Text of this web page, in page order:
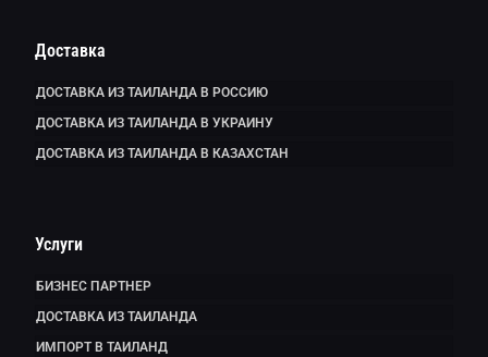
Доставка
ДОСТАВКА ИЗ ТАИЛАНДА В РОССИЮ
ДОСТАВКА ИЗ ТАИЛАНДА В УКРАИНУ
ДОСТАВКА ИЗ ТАИЛАНДА В КАЗАХСТАН
Услуги
БИЗНЕС ПАРТНЕР
ДОСТАВКА ИЗ ТАИЛАНДА
ИМПОРТ В ТАИЛАНД